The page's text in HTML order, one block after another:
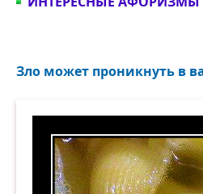
Зло может проникнуть в